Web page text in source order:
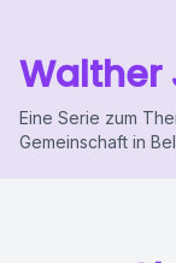
Walther
Eine Serie zum
Gemeinschaft in